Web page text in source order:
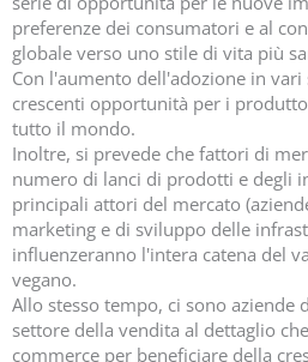
preferenze dei consumatori e al
globale verso uno stile di vita più
Con l'aumento dell'adozione in
crescenti opportunità per i
tutto il mondo.
Inoltre, si prevede che fattori di
numero di lanci di prodotti e degli
principali attori del mercato
marketing e di sviluppo delle
influenzeranno l'intera catena del
vegano.
Allo stesso tempo, ci sono aziende
settore della vendita al dettaglio
commerce per beneficiare della